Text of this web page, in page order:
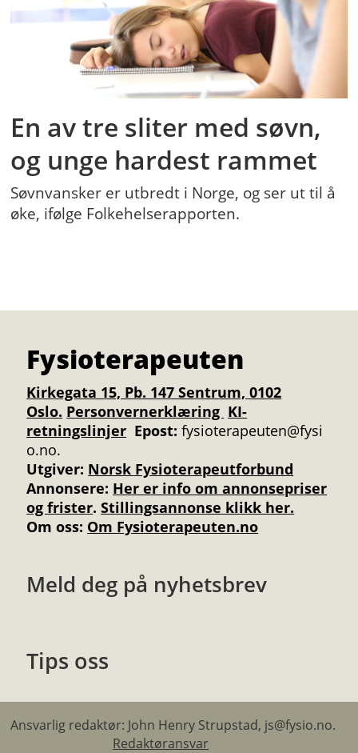
En av tre sliter med søvn,
og unge hardest rammet
Søvnvansker er utbredt i Norge, og ser ut til å
øke, ifølge Folkehelserapporten.
Fysioterapeuten
Kirkegata 15, Pb. 147 Sentrum, 0102
Oslo. Personvernerklæring KI-
retningslinjer Epost: fysioterapeuten@fysi
o.no.
Utgiver: Norsk Fysioterapeutforbund
Annonsere: Her er info om annonsepriser
og frister.Stillingsannonse klikk her.
Om oss: Om Fysioterapeuten.no
Meld deg på nyhetsbrev
Tips oss
Ansvarlig redaktør: John Henry Strupstad, js@fysio.no.
Redaktøransvar